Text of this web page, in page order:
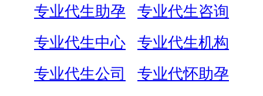
专业代生助孕
专业代生咨询
专业代生中心
专业代生机构
专业代生公司
专业代怀助孕